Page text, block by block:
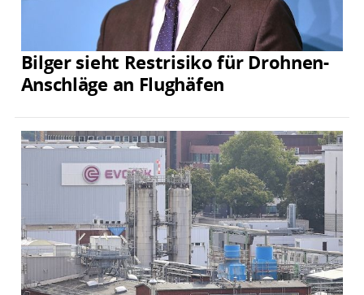
Bilger sieht Restrisiko für Drohnen-
Anschläge an Flughäfen